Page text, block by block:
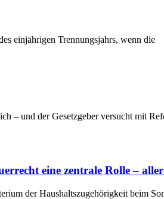
einjährigen Trennungsjahrs, wenn die
– und der Gesetzgeber versucht mit
eine zentrale Rolle –
der Haushaltszugehörigkeit beim